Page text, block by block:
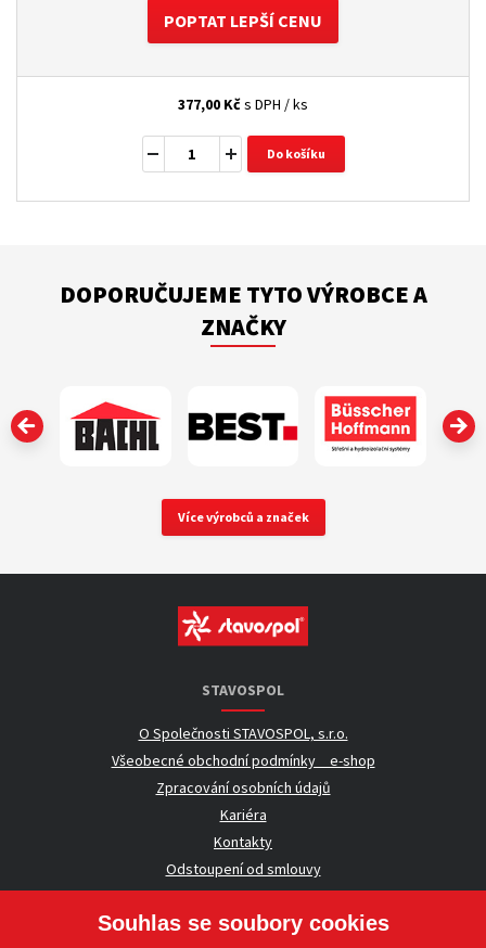
POPTAT LEPŠÍ CENU
377,00 Kčs DPH / ks
Do košíku
DOPORUČUJEME TYTO VÝROBCE A
ZNAČKY
‹
Více výrobců a značek
STAVOSPOL
O Společnosti STAVOSPOL, s.r.o.
Všeobecné obchodní podmínky _ e-shop
Zpracování osobních údajů
Kariéra
Kontakty
Odstoupení od smlouvy
UŽITEČNÉ INFORMACE
Souhlas se soubory cookies